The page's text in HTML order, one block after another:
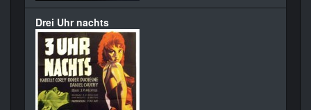
Drei Uhr nachts